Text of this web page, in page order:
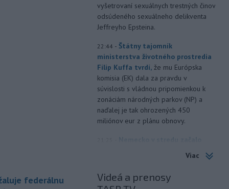
federálnu
vyšetrovaní sexuálnych trestných činov
odsúdeného sexuálneho delikventa
Jeffreyho Epsteina.
22:44 - Štátny tajomník
ministerstva životného prostredia
Filip Kuffa tvrdí, že mu Európska
komisia (EK) dala za pravdu v
súvislosti s vládnou pripomienkou k
zonáciám národných parkov (NP) a
naďalej je tak ohrozených 450
miliónov eur z plánu obnovy.
vyšetrovanie po tom, ako sa v noci
blízkosti vzletovej a pristávacej
dráhy na letisku Lipsko/Halle našiel
dron naložený výbušninami.
Viac
Videá a prenosy